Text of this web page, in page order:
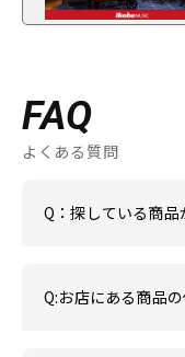
FAQ
よくある質問
Q：探している商
Q:お店にある商品